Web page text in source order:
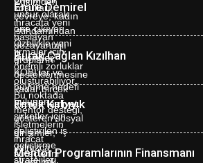
Emre Demirel
Burak Çağlan Kızılhan
Emek Kırbıyık
Mentor Programlarının Finansmanı